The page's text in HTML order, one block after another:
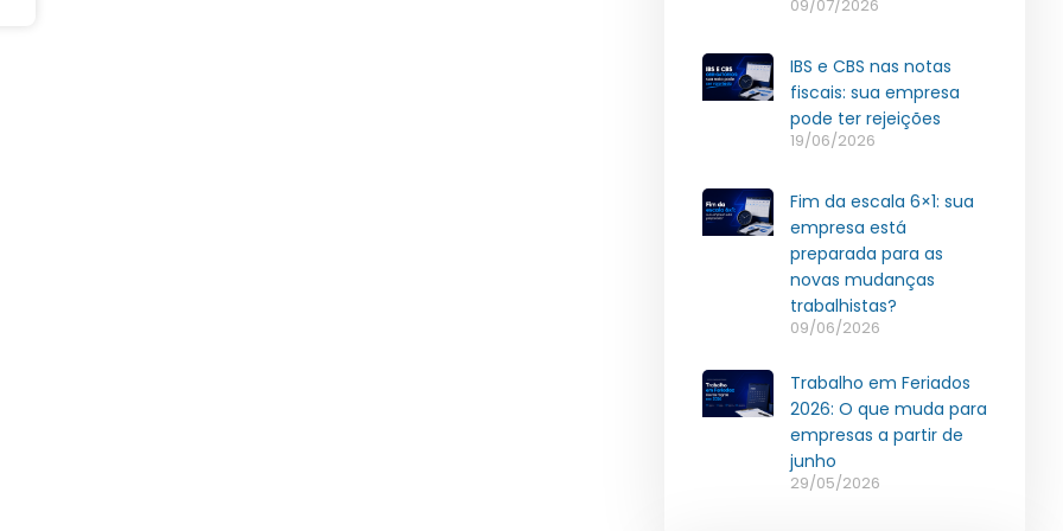
09/07/2026
IBS e CBS nas notas
fiscais: sua empresa
pode ter rejeições
19/06/2026
Fim da escala 6×1: sua
empresa está
preparada para as
novas mudanças
trabalhistas?
09/06/2026
Trabalho em Feriados
2026: O que muda para
empresas a partir de
junho
29/05/2026